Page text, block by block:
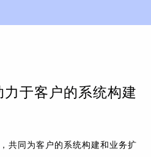
于客户的系统构建
共同为客户的系统构建和业务扩